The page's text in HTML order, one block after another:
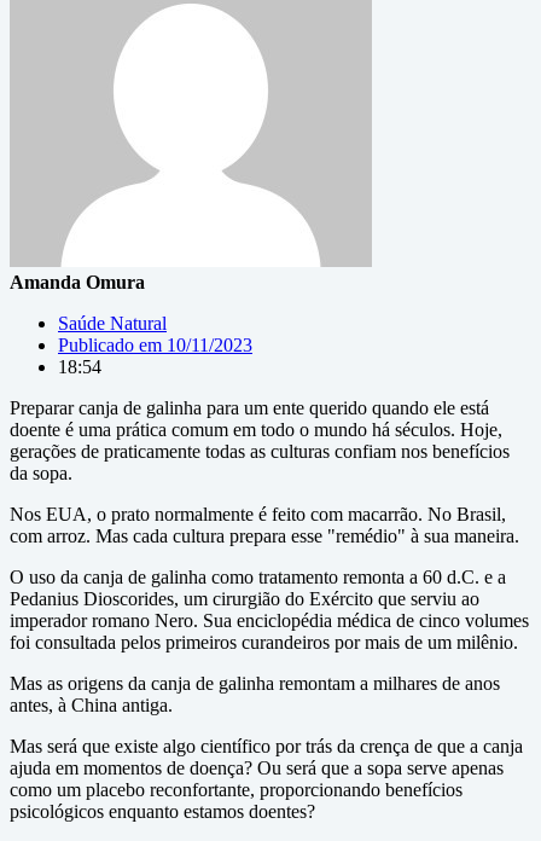
Amanda Omura
Saúde Natural
Publicado em 10/11/2023
18:54
Preparar canja de galinha para um ente querido quando ele está
doente é uma prática comum em todo o mundo há séculos. Hoje,
gerações de praticamente todas as culturas confiam nos benefícios
da sopa.
Nos EUA, o prato normalmente é feito com macarrão. No Brasil,
com arroz. Mas cada cultura prepara esse "remédio" à sua maneira.
O uso da canja de galinha como tratamento remonta a 60 d.C. e a
Pedanius Dioscorides, um cirurgião do Exército que serviu ao
imperador romano Nero. Sua enciclopédia médica de cinco volumes
foi consultada pelos primeiros curandeiros por mais de um milênio.
Mas as origens da canja de galinha remontam a milhares de anos
antes, à China antiga.
Mas será que existe algo científico por trás da crença de que a canja
ajuda em momentos de doença? Ou será que a sopa serve apenas
como um placebo reconfortante, proporcionando benefícios
psicológicos enquanto estamos doentes?